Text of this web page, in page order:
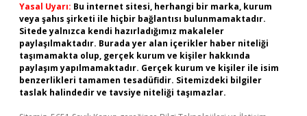
Yasal Uyarı: Bu internet sitesi, herhangi bir marka, kurum
veya şahıs şirketi ile hiçbir bağlantısı bulunmamaktadır.
Sitede yalnızca kendi hazırladığımız makaleler
paylaşılmaktadır. Burada yer alan içerikler haber niteliği
taşımamakta olup, gerçek kurum ve kişiler hakkında
paylaşım yapılmamaktadır. Gerçek kurum ve kişiler ile isim
benzerlikleri tamamen tesadüfidir. Sitemizdeki bilgiler
taslak halindedir ve tavsiye niteliği taşımazlar.